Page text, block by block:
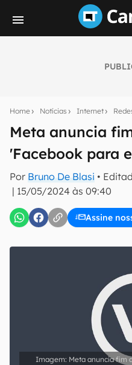
Home Notícias Internet
Meta anuncia
'Facebook para
Por Bruno De Blasi •
| 15/05/2024 às 09:40
Assine
notícias e reviews sobre
mão.
E-mail
Meta anuncia fim